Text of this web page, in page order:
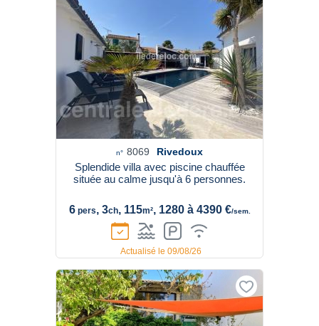
n° 8069 Rivedoux
Splendide villa avec piscine chauffée
située au calme jusqu'à 6 personnes.
6pers, 3ch, 115m², 1280 à 4390 €/sem.
Actualisé le 09/08/26